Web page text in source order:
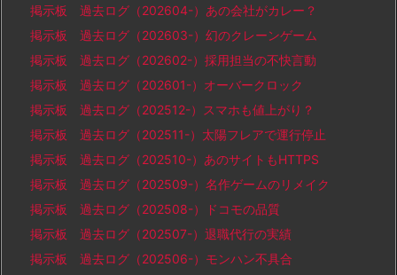
掲示板 過去ログ（202604-）あの会社がカレー？
掲示板 過去ログ（202603-）幻のクレーンゲーム
掲示板 過去ログ（202602-）採用担当の不快言動
掲示板 過去ログ（202601-）オーバークロック
掲示板 過去ログ（202512-）スマホも値上がり？
掲示板 過去ログ（202511-）太陽フレアで運行停止
掲示板 過去ログ（202510-）あのサイトもHTTPS
掲示板 過去ログ（202509-）名作ゲームのリメイク
掲示板 過去ログ（202508-）ドコモの品質
掲示板 過去ログ（202507-）退職代行の実績
掲示板 過去ログ（202506-）モンハン不具合